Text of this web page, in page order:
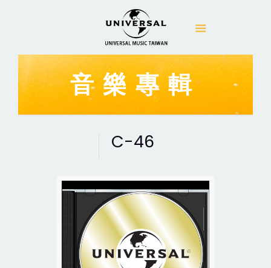
音樂專輯
C-46